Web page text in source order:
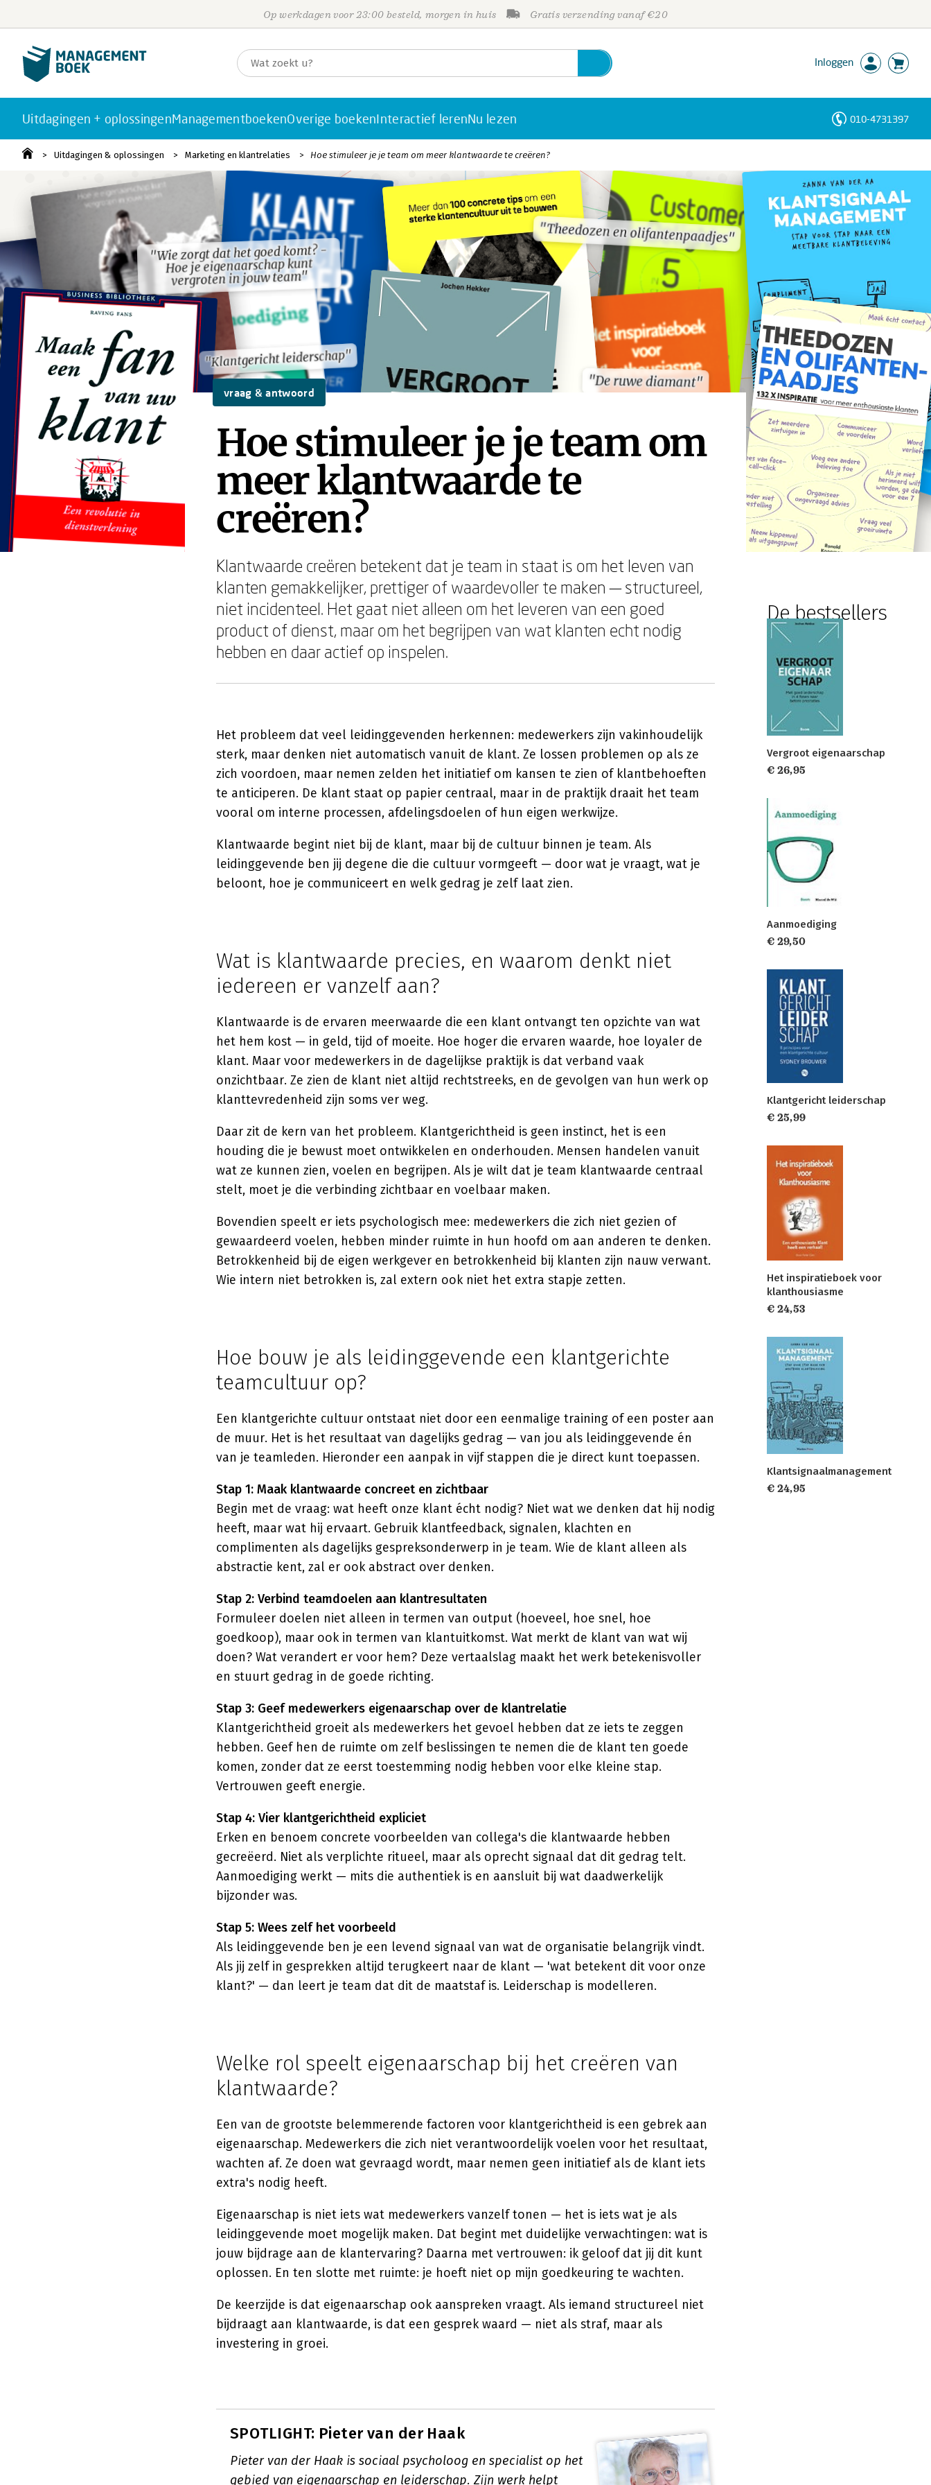
Op werkdagen voor 23:00 besteld, morgen in huis Gratis verzending vanaf €20
Inloggen
Uitdagingen + oplossingenManagementboekenOverige boekenInteractief lerenNu lezen 010-4731397
Uitdagingen & oplossingen Marketing en klantrelaties Hoe stimuleer je je team om meer klantwaarde te creëren?
"Wie zorgt dat het goed komt? -
Hoe je eigenaarschap kunt
vergroten in jouw team"
"Theedozen en olifantenpaadjes"
"Klantgericht leiderschap"
"De ruwe diamant"
"Wie zorgt dat het goed komt? -
Hoe je eigenaarschap kunt
vergroten in jouw team"
"Theedozen en olifantenpaadjes"
"Klantgericht leiderschap"
"De ruwe diamant"
vraag & antwoord
Hoe stimuleer je je team om
meer klantwaarde te
creëren?
Klantwaarde creëren betekent dat je team in staat is om het leven van
klanten gemakkelijker, prettiger of waardevoller te maken — structureel,
niet incidenteel. Het gaat niet alleen om het leveren van een goed
product of dienst, maar om het begrijpen van wat klanten echt nodig
hebben en daar actief op inspelen.
Het probleem dat veel leidinggevenden herkennen: medewerkers zijn vakinhoudelijk
sterk, maar denken niet automatisch vanuit de klant. Ze lossen problemen op als ze
zich voordoen, maar nemen zelden het initiatief om kansen te zien of klantbehoeften
te anticiperen. De klant staat op papier centraal, maar in de praktijk draait het team
vooral om interne processen, afdelingsdoelen of hun eigen werkwijze.
Klantwaarde begint niet bij de klant, maar bij de cultuur binnen je team. Als
leidinggevende ben jij degene die die cultuur vormgeeft — door wat je vraagt, wat je
beloont, hoe je communiceert en welk gedrag je zelf laat zien.
Wat is klantwaarde precies, en waarom denkt niet
iedereen er vanzelf aan?
Klantwaarde is de ervaren meerwaarde die een klant ontvangt ten opzichte van wat
het hem kost — in geld, tijd of moeite. Hoe hoger die ervaren waarde, hoe loyaler de
klant. Maar voor medewerkers in de dagelijkse praktijk is dat verband vaak
onzichtbaar. Ze zien de klant niet altijd rechtstreeks, en de gevolgen van hun werk op
klanttevredenheid zijn soms ver weg.
Daar zit de kern van het probleem. Klantgerichtheid is geen instinct, het is een
houding die je bewust moet ontwikkelen en onderhouden. Mensen handelen vanuit
wat ze kunnen zien, voelen en begrijpen. Als je wilt dat je team klantwaarde centraal
stelt, moet je die verbinding zichtbaar en voelbaar maken.
Bovendien speelt er iets psychologisch mee: medewerkers die zich niet gezien of
gewaardeerd voelen, hebben minder ruimte in hun hoofd om aan anderen te denken.
Betrokkenheid bij de eigen werkgever en betrokkenheid bij klanten zijn nauw verwant.
Wie intern niet betrokken is, zal extern ook niet het extra stapje zetten.
Hoe bouw je als leidinggevende een klantgerichte
teamcultuur op?
Een klantgerichte cultuur ontstaat niet door een eenmalige training of een poster aan
de muur. Het is het resultaat van dagelijks gedrag — van jou als leidinggevende én
van je teamleden. Hieronder een aanpak in vijf stappen die je direct kunt toepassen.
Stap 1: Maak klantwaarde concreet en zichtbaar
Begin met de vraag: wat heeft onze klant écht nodig? Niet wat we denken dat hij nodig
heeft, maar wat hij ervaart. Gebruik klantfeedback, signalen, klachten en
complimenten als dagelijks gespreksonderwerp in je team. Wie de klant alleen als
abstractie kent, zal er ook abstract over denken.
Stap 2: Verbind teamdoelen aan klantresultaten
Formuleer doelen niet alleen in termen van output (hoeveel, hoe snel, hoe
goedkoop), maar ook in termen van klantuitkomst. Wat merkt de klant van wat wij
doen? Wat verandert er voor hem? Deze vertaalslag maakt het werk betekenisvoller
en stuurt gedrag in de goede richting.
Stap 3: Geef medewerkers eigenaarschap over de klantrelatie
Klantgerichtheid groeit als medewerkers het gevoel hebben dat ze iets te zeggen
hebben. Geef hen de ruimte om zelf beslissingen te nemen die de klant ten goede
komen, zonder dat ze eerst toestemming nodig hebben voor elke kleine stap.
Vertrouwen geeft energie.
Stap 4: Vier klantgerichtheid expliciet
Erken en benoem concrete voorbeelden van collega's die klantwaarde hebben
gecreëerd. Niet als verplichte ritueel, maar als oprecht signaal dat dit gedrag telt.
Aanmoediging werkt — mits die authentiek is en aansluit bij wat daadwerkelijk
bijzonder was.
Stap 5: Wees zelf het voorbeeld
Als leidinggevende ben je een levend signaal van wat de organisatie belangrijk vindt.
Als jij zelf in gesprekken altijd terugkeert naar de klant — 'wat betekent dit voor onze
klant?' — dan leert je team dat dit de maatstaf is. Leiderschap is modelleren.
Welke rol speelt eigenaarschap bij het creëren van
klantwaarde?
Een van de grootste belemmerende factoren voor klantgerichtheid is een gebrek aan
eigenaarschap. Medewerkers die zich niet verantwoordelijk voelen voor het resultaat,
wachten af. Ze doen wat gevraagd wordt, maar nemen geen initiatief als de klant iets
extra's nodig heeft.
Eigenaarschap is niet iets wat medewerkers vanzelf tonen — het is iets wat je als
leidinggevende moet mogelijk maken. Dat begint met duidelijke verwachtingen: wat is
jouw bijdrage aan de klantervaring? Daarna met vertrouwen: ik geloof dat jij dit kunt
oplossen. En ten slotte met ruimte: je hoeft niet op mijn goedkeuring te wachten.
De keerzijde is dat eigenaarschap ook aanspreken vraagt. Als iemand structureel niet
bijdraagt aan klantwaarde, is dat een gesprek waard — niet als straf, maar als
investering in groei.
SPOTLIGHT: Pieter van der Haak
Pieter van der Haak is sociaal psycholoog en specialist op het
gebied van eigenaarschap en leiderschap. Zijn werk helpt
De bestsellers
Vergroot eigenaarschap
€ 26,95
Aanmoediging
€ 29,50
Klantgericht leiderschap
€ 25,99
Het inspiratieboek voor
klanthousiasme
€ 24,53
Klantsignaalmanagement
€ 24,95
Personen
Trefwoorden